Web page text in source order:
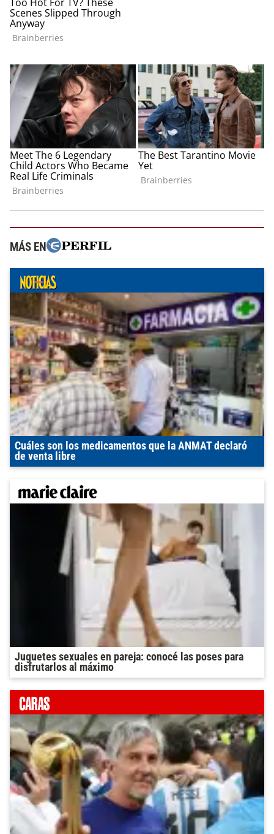
MÁS EN
Cuáles son los medicamentos que la ANMAT declaró
de venta libre
Juguetes sexuales en pareja: conocé las poses para
disfrutarlos al máximo